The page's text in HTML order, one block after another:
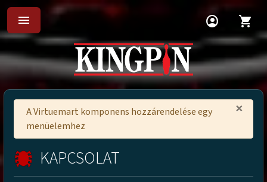
menu account_circle shopping_cart
×
A Virtuemart komponens hozzárendelése egy
menüelemhez
KAPCSOLAT